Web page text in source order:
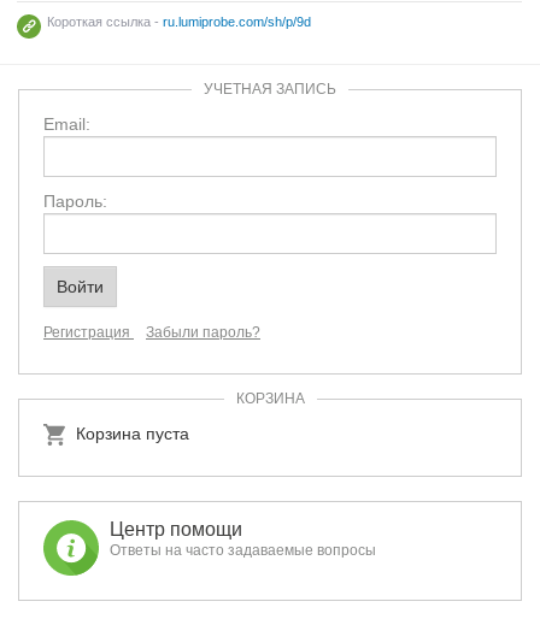
Короткая ссылка - ru.lumiprobe.com/sh/p/9d
УЧЕТНАЯ ЗАПИСЬ
Email:
Пароль:
Регистрация Забыли пароль?
КОРЗИНА
Корзина пуста
Центр помощи
Ответы на часто задаваемые вопросы